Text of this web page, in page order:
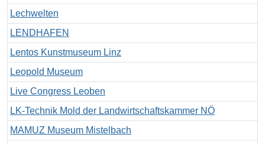
Lechwelten
LENDHAFEN
Lentos Kunstmuseum Linz
Leopold Museum
Live Congress Leoben
LK-Technik Mold der Landwirtschaftskammer NÖ
MAMUZ Museum Mistelbach